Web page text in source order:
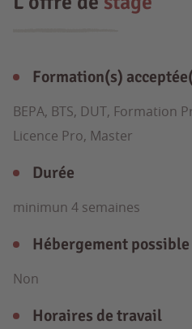
Formation(s)
BEPA, BTS, DUT, Formation
Licence Pro, Master
Durée
minimun 4 semaines
Hébergement possible
Non
Horaires de travail